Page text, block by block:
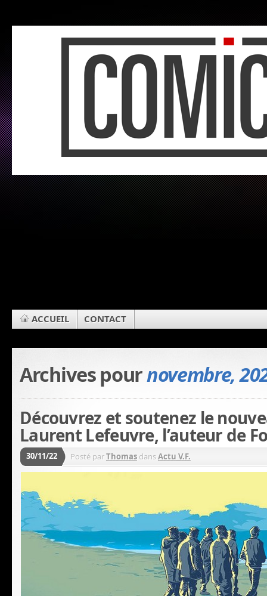
ACCUEIL CONTACT
Archives pournovembre,
Découvrez et soutenez le
Laurent Lefeuvre, l’auteur de
30/11/22 Posté parThomas dansActu V.F.